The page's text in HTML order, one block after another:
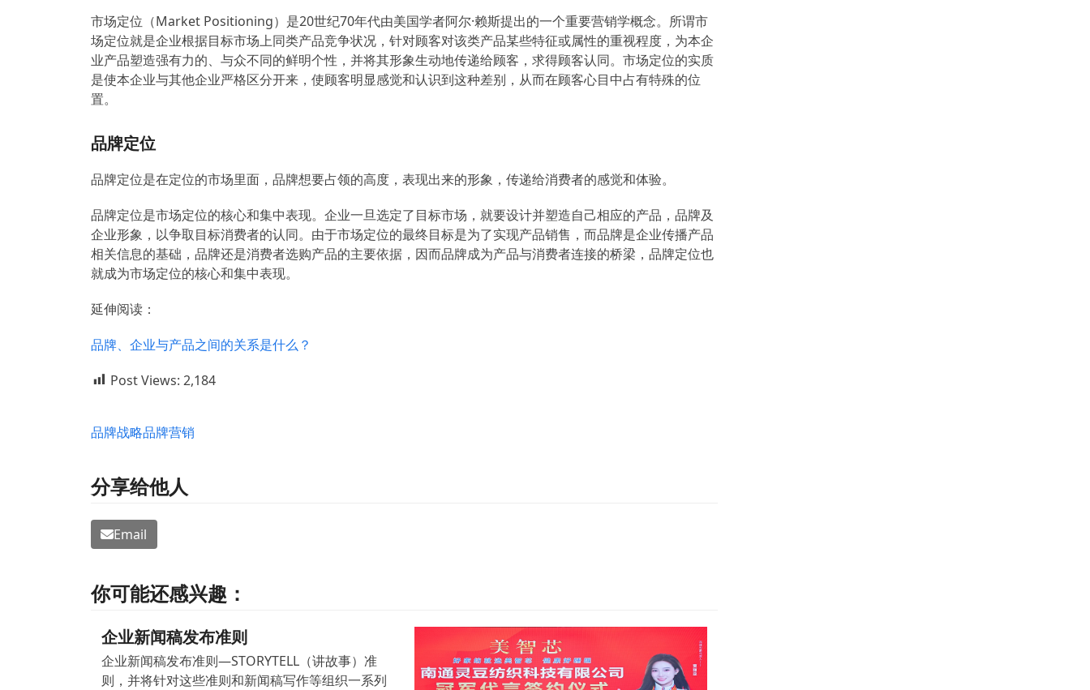
市场定位（Market Positioning）是20世纪70年代由美国学者阿尔·赖斯提出的一个重要营销学概念。所谓市
场定位就是企业根据目标市场上同类产品竞争状况，针对顾客对该类产品某些特征或属性的重视程度，为本企
业产品塑造强有力的、与众不同的鲜明个性，并将其形象生动地传递给顾客，求得顾客认同。市场定位的实质
是使本企业与其他企业严格区分开来，使顾客明显感觉和认识到这种差别，从而在顾客心目中占有特殊的位
置。
品牌定位
品牌定位是在定位的市场里面，品牌想要占领的高度，表现出来的形象，传递给消费者的感觉和体验。
品牌定位是市场定位的核心和集中表现。企业一旦选定了目标市场，就要设计并塑造自己相应的产品，品牌及
企业形象，以争取目标消费者的认同。由于市场定位的最终目标是为了实现产品销售，而品牌是企业传播产品
相关信息的基础，品牌还是消费者选购产品的主要依据，因而品牌成为产品与消费者连接的桥梁，品牌定位也
就成为市场定位的核心和集中表现。
延伸阅读：
品牌、企业与产品之间的关系是什么？
Post Views: 2,184
品牌战略品牌营销
分享给他人
Email
你可能还感兴趣：
企业新闻稿发布准则
企业新闻稿发布准则—STORYTELL（讲故事）准
则，并将针对这些准则和新闻稿写作等组织一系列